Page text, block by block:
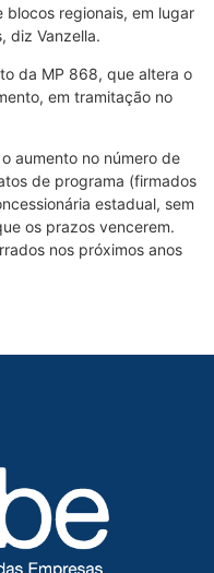
regionais, em lugar
diz Vanzella.
da MP 868, que altera o
em tramitação no
aumento no número de
de programa (firmados
estadual, sem
os prazos vencerem.
nos próximos anos